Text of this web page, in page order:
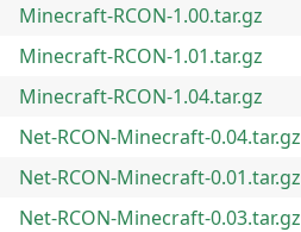
Minecraft-RCON-1.00.tar.gz
Minecraft-RCON-1.01.tar.gz
Minecraft-RCON-1.04.tar.gz
Net-RCON-Minecraft-0.04.tar.gz
Net-RCON-Minecraft-0.01.tar.gz
Net-RCON-Minecraft-0.03.tar.gz